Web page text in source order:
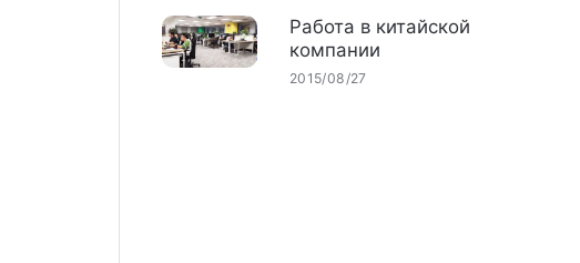
Работа в китайской
компании
2015/08/27